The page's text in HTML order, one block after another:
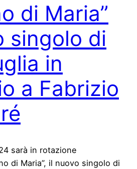
di Maria”
singolo di
in
a Fabrizio
sarà in rotazione
di Maria”, il nuovo singolo di